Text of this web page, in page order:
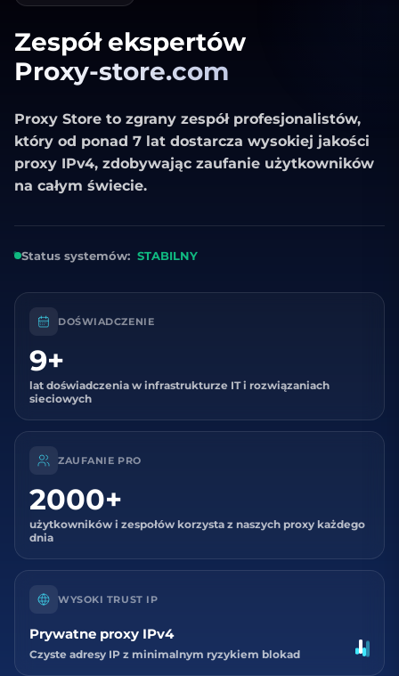
Zespół ekspertów
Proxy-store.com
Proxy Store to zgrany zespół profesjonalistów,
który od ponad 7 lat dostarcza wysokiej jakości
proxy IPv4, zdobywając zaufanie użytkowników
na całym świecie.
Status systemów: STABILNY
DOŚWIADCZENIE
9+
lat doświadczenia w infrastrukturze IT i rozwiązaniach
sieciowych
ZAUFANIE PRO
2000+
użytkowników i zespołów korzysta z naszych proxy każdego
dnia
WYSOKI TRUST IP
Prywatne proxy IPv4
Czyste adresy IP z minimalnym ryzykiem blokad